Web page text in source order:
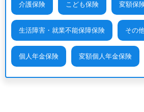
介護保険 こども保険 変額保
生活障害・就業不能保障保険 その
個人年金保険 変額個人年金保険